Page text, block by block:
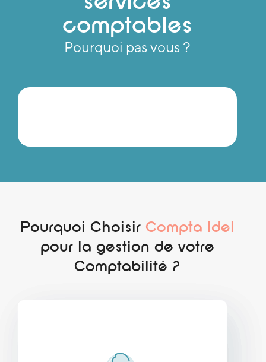
comptables
Pourquoi pas vous ?
Pourquoi Choisir Compta Idel
pour la gestion de votre
Comptabilité ?